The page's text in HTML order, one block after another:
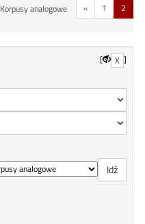
« 1 2
Korpusy analogowe
[ X ]